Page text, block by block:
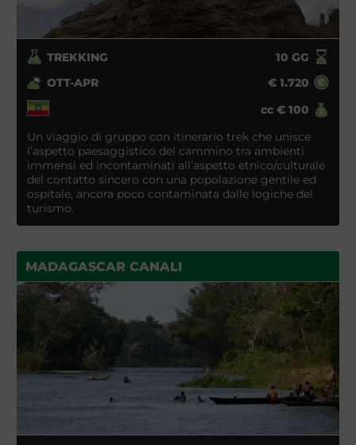
TREKKING 10 GG
OTT-APR
€ 1.720
cc € 100
Un viaggio di gruppo con itinerario trek che unisce
l’aspetto paesaggistico del cammino tra ambienti
immensi ed incontaminati all’aspetto etnico/culturale
del contatto sincero con una popolazione gentile ed
ospitale, ancora poco contaminata dalle logiche del
turismo.
MADAGASCAR CANALI